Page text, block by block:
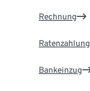
Rechnung
Ratenzahlung
Bankeinzug